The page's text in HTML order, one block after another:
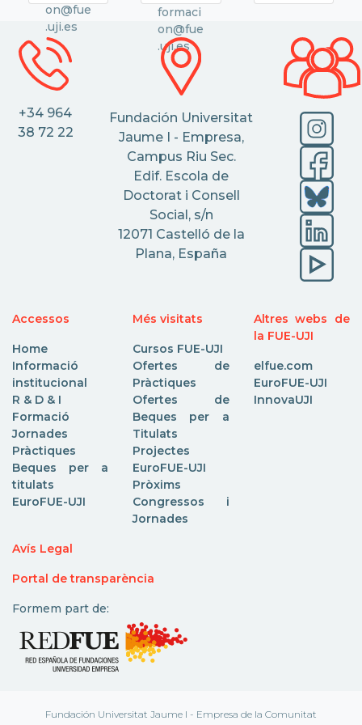
on@fue
.uji.es
formaci
on@fue
.uji.es
+34 964
38 72 22
Fundación Universitat
Jaume I - Empresa,
Campus Riu Sec.
Edif. Escola de
Doctorat i Consell
Social, s/n
12071 Castelló de la
Plana, España
Accessos
Home
Informació
institucional
R & D & I
Formació
Jornades
Pràctiques
Beques per a
titulats
EuroFUE-UJI
Més visitats
Cursos FUE-UJI
Ofertes de
Pràctiques
Ofertes de
Beques per a
Titulats
Projectes
EuroFUE-UJI
Pròxims
Congressos i
Jornades
Altres webs de
la FUE-UJI
elfue.com
EuroFUE-UJI
InnovaUJI
Avís Legal
Portal de transparència
Formem part de:
Fundación Universitat Jaume I - Empresa de la Comunitat